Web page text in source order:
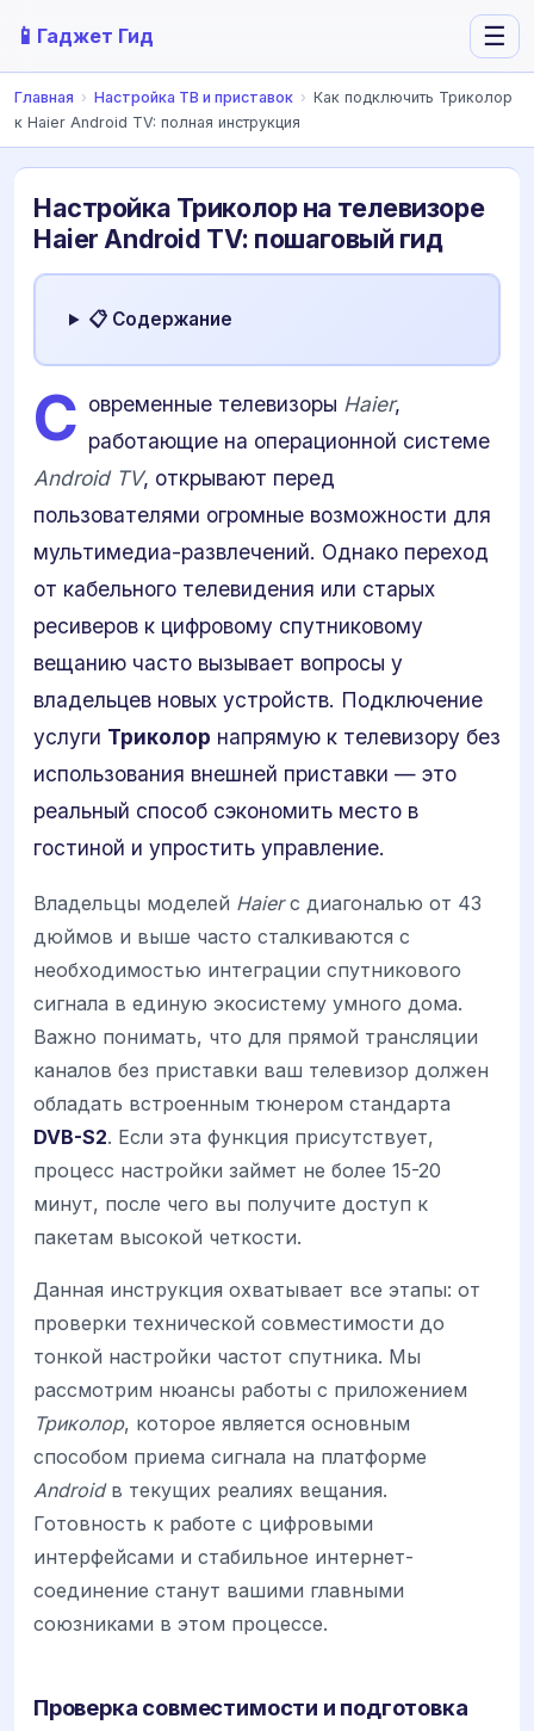
📱 Гаджет Гид ☰
Главная › Настройка ТВ и приставок › Как подключить Триколор
к Haier Android TV: полная инструкция
Настройка Триколор на телевизоре
Haier Android TV: пошаговый гид
📋 Содержание
С овременные телевизоры Haier,
работающие на операционной системе
Android TV, открывают перед
пользователями огромные возможности для
мультимедиа-развлечений. Однако переход
от кабельного телевидения или старых
ресиверов к цифровому спутниковому
вещанию часто вызывает вопросы у
владельцев новых устройств. Подключение
услуги Триколор напрямую к телевизору без
использования внешней приставки — это
реальный способ сэкономить место в
гостиной и упростить управление.
Владельцы моделей Haierс диагональю от 43
дюймов и выше часто сталкиваются с
необходимостью интеграции спутникового
сигнала в единую экосистему умного дома.
Важно понимать, что для прямой трансляции
каналов без приставки ваш телевизор должен
обладать встроенным тюнером стандарта
DVB-S2. Если эта функция присутствует,
процесс настройки займет не более 15-20
минут, после чего вы получите доступ к
пакетам высокой четкости.
Данная инструкция охватывает все этапы: от
проверки технической совместимости до
тонкой настройки частот спутника. Мы
рассмотрим нюансы работы с приложением
Триколор, которое является основным
способом приема сигнала на платформе
Androidв текущих реалиях вещания.
Готовность к работе с цифровыми
интерфейсами и стабильное интернет-
соединение станут вашими главными
союзниками в этом процессе.
Проверка совместимости и подготовка